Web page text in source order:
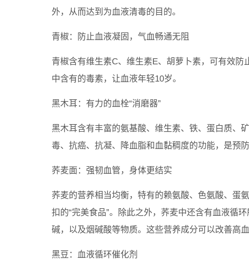
外，从而达到为血液清毒的目的。
青椒：防止血液凝固，气血畅通无阻
青椒含有维生素C、维生素E、胡萝卜素，可有效
中含有的毒素，让血液年轻10岁。
黑木耳：有力的血栓“消磨器”
黑木耳含有丰富的氨基酸、维生素、铁、蛋白质、
毒、抗癌、抗凝、降血脂和血黏稠度的功能，是预
荞麦面：强韧血管，身体更结实
荞麦的营养相当均衡，特有的赖氨酸、色氨酸、蛋
扣的“完美食品”。除此之外，荞麦中还含有血液循
碱，以及烟碱酸等物质。这些营养成分可以改善高
黑豆：血液循环催化剂